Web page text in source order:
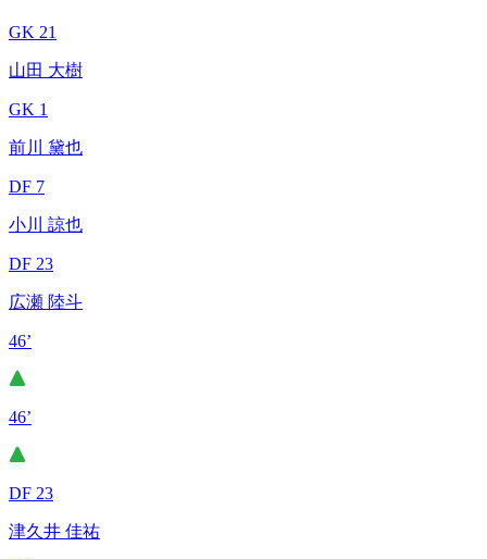
GK 21
山田 大樹
GK 1
前川 黛也
DF 7
小川 諒也
DF 23
広瀬 陸斗
46’
46’
DF 23
津久井 佳祐